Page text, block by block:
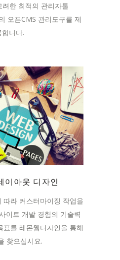
한 최적의 관리자툴
오픈CMS 관리도구를 제
합니다.
이아웃 디자인
따라 커스터마이징 작업을
이트 개발 경험의 기술력
표를 레몬웹디자인을 통해
찾으십시요.